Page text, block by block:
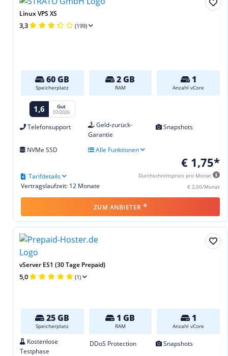
Linux VPS XS
3,3 (199)
60 GB
Speicherplatz
2 GB
RAM
1
Anzahl vCore
1,6 Gut
07/2026
Telefonsupport
Geld-zurück-
Garantie
Snapshots
NVMe SSD Alle Funktionen
€ 1,75*
Durchschnittspreis pro Monat
€ 2,00/Monat
Vertragslaufzeit: 12 Monate
Tarifdetails
ZUM ANBIETER *
vServer ES1 (30 Tage Prepaid)
5,0 (1)
25 GB
Speicherplatz
1 GB
RAM
1
Anzahl vCore
Kostenlose
Testphase
DDoS Protection Snapshots